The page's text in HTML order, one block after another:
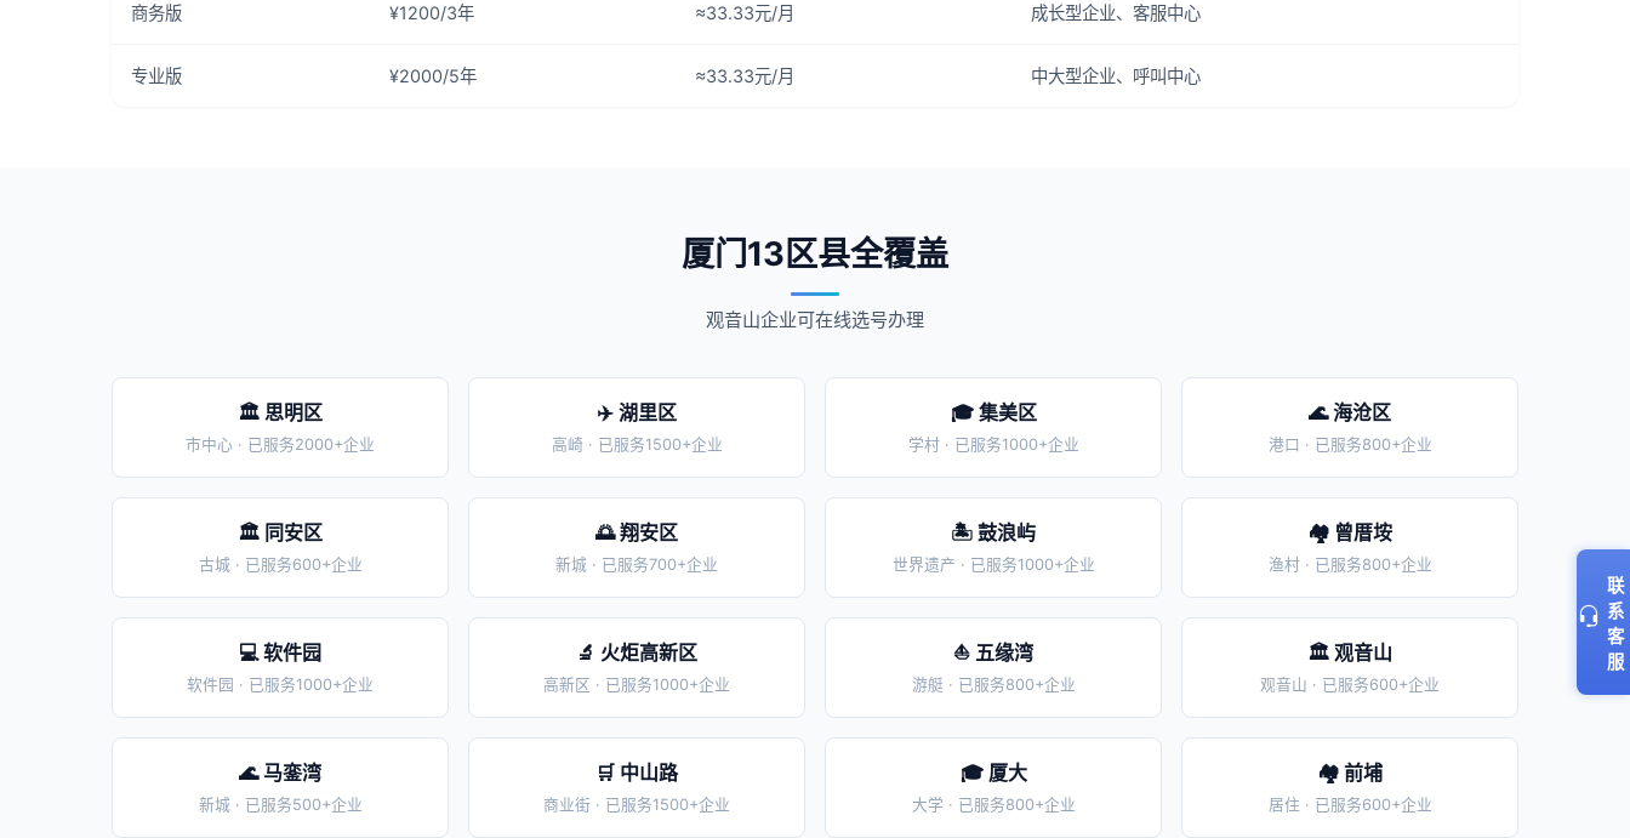
商务版 ¥1200/3年 ≈33.33元/月 成长型企业、客服中心
专业版 ¥2000/5年 ≈33.33元/月 中大型企业、呼叫中心
厦门13区县全覆盖
观音山企业可在线选号办理
🏛️ 思明区
市中心 · 已服务2000+企业
✈️ 湖里区
高崎 · 已服务1500+企业
🎓 集美区
学村 · 已服务1000+企业
🌊 海沧区
港口 · 已服务800+企业
🏛️ 同安区
古城 · 已服务600+企业
🌅 翔安区
新城 · 已服务700+企业
🏝️ 鼓浪屿
世界遗产 · 已服务1000+企业
🏘️ 曾厝垵
渔村 · 已服务800+企业
💻 软件园
软件园 · 已服务1000+企业
🔬 火炬高新区
高新区 · 已服务1000+企业
⛵ 五缘湾
游艇 · 已服务800+企业
🏛️ 观音山
观音山 · 已服务600+企业
🌊 马銮湾
新城 · 已服务500+企业
🛒 中山路
商业街 · 已服务1500+企业
🎓 厦大
大学 · 已服务800+企业
🏘️ 前埔
居住 · 已服务600+企业
联
系
客
服